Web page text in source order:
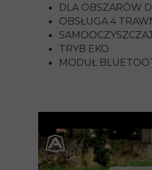
DLA OBSZARÓW
OBSŁUGA 4
TRYB EKO
MODUŁ